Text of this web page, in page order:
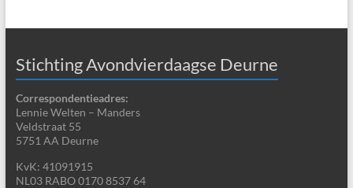
Stichting Avondvierdaagse Deurne
Correspondentieadres:
Lennie Welten – Manders
Veldstraat 55
5751 AA Deurne
KvK: 41091915
NL03 RABO 0170 8537 64